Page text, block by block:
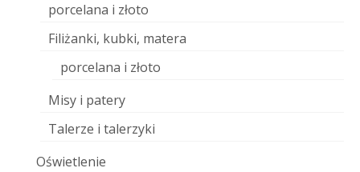
porcelana i złoto
Filiżanki, kubki, matera
porcelana i złoto
Misy i patery
Talerze i talerzyki
Oświetlenie